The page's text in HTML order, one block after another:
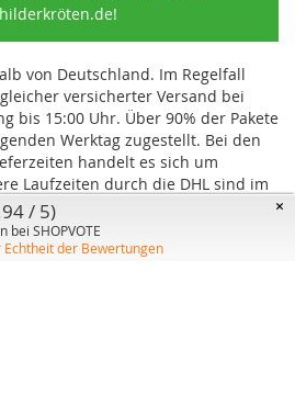
von Deutschland. Im Regelfall
versicherter Versand bei
bis 15:00 Uhr. Über 90% der Pakete
Werktag zugestellt. Bei den
handelt es sich um
Laufzeiten durch die DHL sind im
von uns nicht beeinflusst
werden.
×
/ 5)
bei SHOPVOTE
der Bewertungen